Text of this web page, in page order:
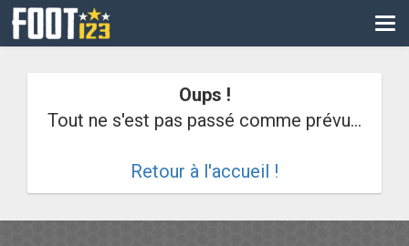
CM
Oups !
Tout ne s'est pas passé comme prévu...
Retour à l'accueil !